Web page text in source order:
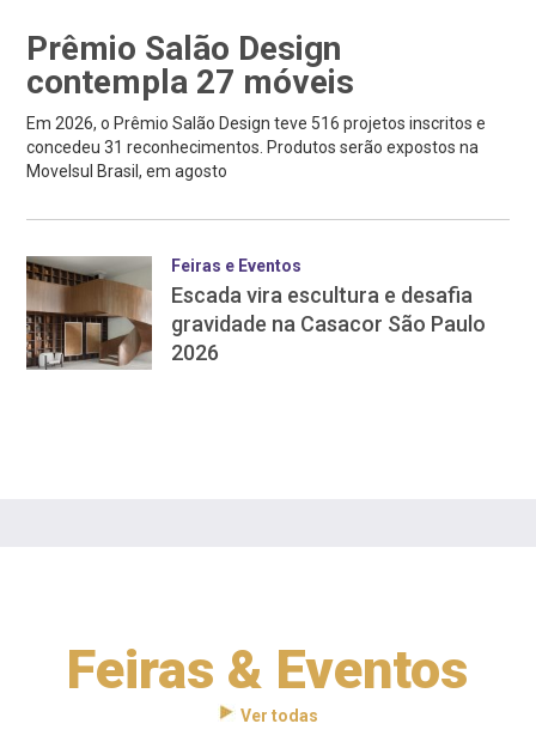
Prêmio Salão Design
contempla 27 móveis
Em 2026, o Prêmio Salão Design teve 516 projetos inscritos e
concedeu 31 reconhecimentos. Produtos serão expostos na
Movelsul Brasil, em agosto
Feiras e Eventos
Escada vira escultura e desafia
gravidade na Casacor São Paulo
2026
Feiras & Eventos
Ver todas